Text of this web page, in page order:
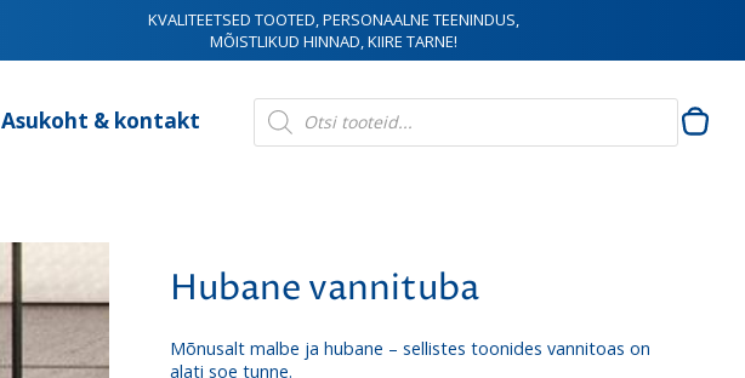
KVALITEETSED TOOTED, PERSONAALNE TEENINDUS,
MÕISTLIKUD HINNAD, KIIRE TARNE!
Asukoht & kontakt
Products
search
Hubane vannituba
Mõnusalt malbe ja hubane – sellistes toonides vannitoas on
alati soe tunne.